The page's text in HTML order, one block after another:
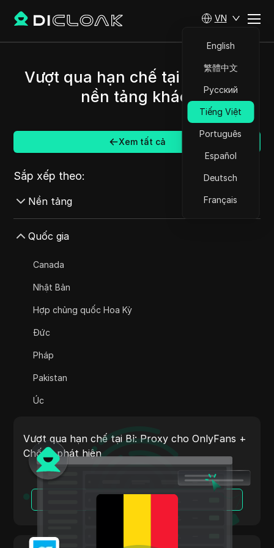
VN
English
繁體中文
Русский
Tiếng Việt
Português
Español
Deutsch
Français
Vượt qua hạn chế tại Bỉ và các
nền tảng khác.
Xem tất cả
Sắp xếp theo:
Nền tảng
AdMob
Apple Pay
ASOS
BestBuy
Quốc gia
Canada
Nhật Bản
Hợp chủng quốc Hoa Kỳ
Đức
Pháp
Pakistan
Úc
Ý
Hà Lan
Việt Nam
Bồ Đào Nha
Argentina
Vượt qua hạn chế tại Bỉ: Proxy cho OnlyFans +
Chống phát hiện